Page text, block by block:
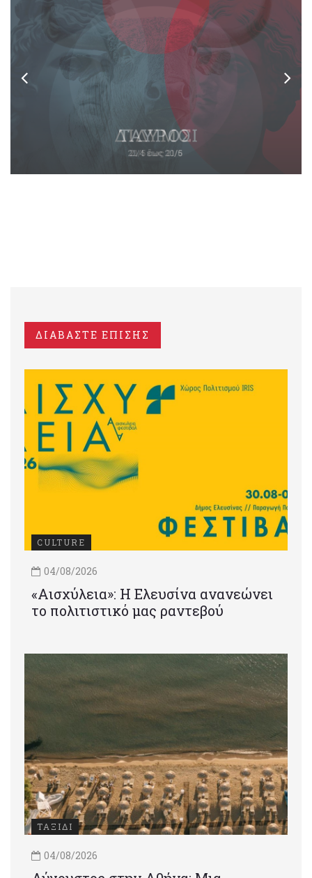
ΔΙΑΒΑΣΤΕ ΕΠΙΣΗΣ
CULTURE
04/08/2026
«Αισχύλεια»: Η Ελευσίνα ανανεώνει
το πολιτιστικό μας ραντεβού
ΤΑΞΙΔΙ
04/08/2026